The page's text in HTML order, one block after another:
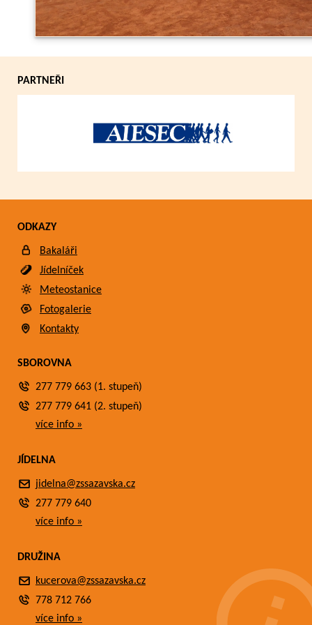
PARTNEŘI
ODKAZY
Bakaláři
Jídelníček
Meteostanice
Fotogalerie
Kontakty
SBOROVNA
277 779 663 (1. stupeň)
277 779 641 (2. stupeň)
více info »
JÍDELNA
jidelna@zssazavska.cz
277 779 640
více info »
DRUŽINA
kucerova@zssazavska.cz
778 712 766
více info »